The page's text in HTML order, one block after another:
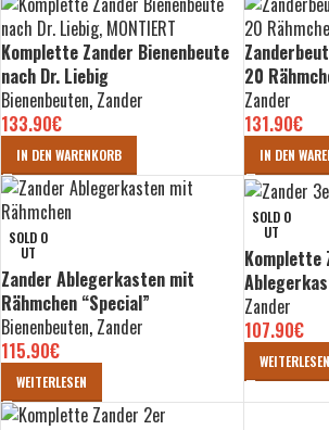
Komplette Zander Bienenbeute
nach Dr. Liebig
Bienenbeuten, Zander
133.90€
IN DEN WARENKORB
20
Zander
131.90€
IN DEN
SOLD O
UT
Zander Ablegerkasten mit
Rähmchen “Special”
Bienenbeuten, Zander
115.90€
WEITERLESEN
SOLD O
UT
Komplette
Zander
107.90€
WEITERLESEN